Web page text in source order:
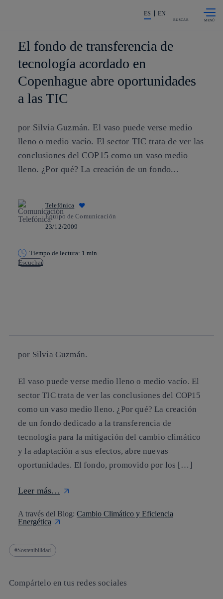
La acción en accionistas e
ES EN
BUSCAR
El fondo de transferencia de
tecnología acordado en
Copenhague abre oportunidades
a las TIC
por Silvia Guzmán. El vaso puede verse medio
lleno o medio vacío. El sector TIC trata de ver las
conclusiones del COP15 como un vaso medio
lleno. ¿Por qué? La creación de un fondo...
Telefónica
Equipo de Comunicación
23/12/2009
Tiempo de lectura: 1 min
Escuchar
por Silvia Guzmán.
El vaso puede verse medio lleno o medio vacío. El
sector TIC trata de ver las conclusiones del COP15
como un vaso medio lleno. ¿Por qué? La creación
de un fondo dedicado a la transferencia de
tecnología para la mitigación del cambio climático
y la adaptación a sus efectos, abre nuevas
oportunidades. El fondo, promovido por los […]
Leer más…
A través del Blog: Cambio Climático y Eficiencia
Energética
Sostenibilidad
Compártelo en tus redes sociales